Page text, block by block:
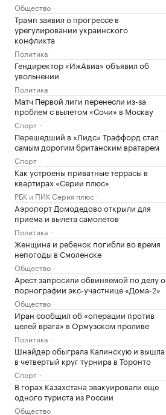
Общество
Трамп заявил о прогрессе в
урегулировании украинского
конфликта
Политика
Гендиректор «ИжАвиа» объявил об
увольнении
Политика
Матч Первой лиги перенесли из-за
проблем с вылетом «Сочи» в Москву
Спорт
Перешедший в «Лидс» Траффорд стал
самым дорогим британским вратарем
Спорт
Как устроены приватные террасы в
квартирах «Серии плюс»
РБК и ПИК Серия плюс
Аэропорт Домодедово открыли для
приема и вылета самолетов
Политика
Женщина и ребенок погибли во время
непогоды в Смоленске
Общество
Арест запросили обвиняемой по делу о
порнографии экс-участнице «Дома-2»
Общество
Иран сообщил об «операции против
целей врага» в Ормузском проливе
Политика
Шнайдер обыграла Калинскую и вышла
в четвертый круг турнира в Торонто
Спорт
В горах Казахстана эвакуировали еще
одного туриста из России
Общество